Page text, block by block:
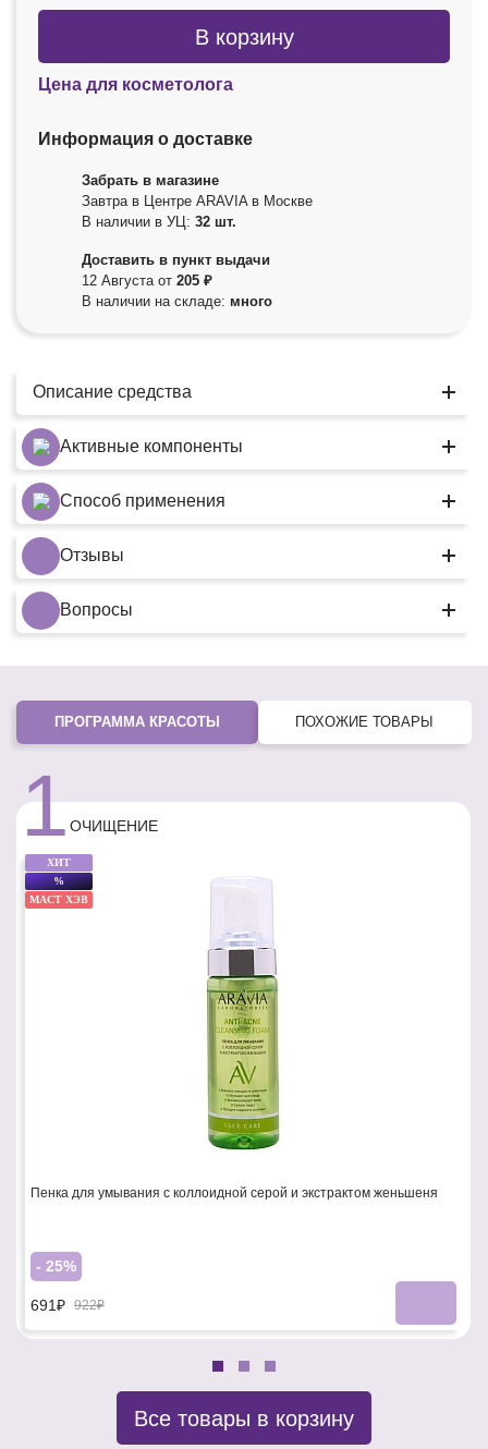
В корзину
Цена для косметолога
Информация о доставке
Забрать в магазине
Завтра в Центре ARAVIA в Москве
В наличии в УЦ: 32 шт.
Доставить в пункт выдачи
12 Августа от 205 ₽
В наличии на складе: много
Описание средства
Активные компоненты
Способ применения
Отзывы
Вопросы
ПРОГРАММА КРАСОТЫ ПОХОЖИЕ ТОВАРЫ
1ОЧИЩЕНИЕ
ХИТ
%
МАСТ ХЭВ
Пенка для умывания с коллоидной серой и экстрактом женьшеня
- 25%
691₽ 922₽
Все товары в корзину